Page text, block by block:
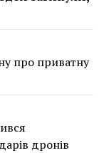
про приватну
дронів